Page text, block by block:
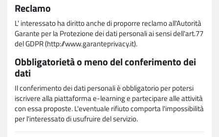
Reclamo
L' interessato ha diritto anche di proporre reclamo all'Autorità
Garante per la Protezione dei dati personali ai sensi dell'art.77
del GDPR (http://www.garanteprivacy.it).
Obbligatorietà o meno del conferimento dei
dati
Il conferimento dei dati personali è obbligatorio per potersi
iscrivere alla piattaforma e-learning e partecipare alle attività
con essa proposte. L'eventuale rifiuto comporta l'impossibilità
per l'interessato di usufruire del servizio.